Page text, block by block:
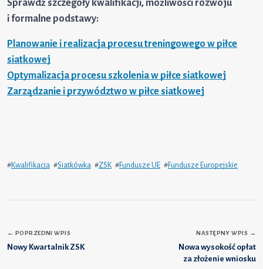
Sprawdź szczegóły kwalifikacji, możliwości rozwoju
i formalne podstawy:
Planowanie i realizacja procesu treningowego w piłce
siatkowej
Optymalizacja procesu szkolenia w piłce siatkowej
Zarządzanie i przywództwo w piłce siatkowej
#Kwalifikacja #Siatkówka #ZSK #Fundusze UE #Fundusze Europejskie
← POPRZEDNI WPIS
Nowy Kwartalnik ZSK
NASTĘPNY WPIS →
Nowa wysokość opłat
za złożenie wniosku